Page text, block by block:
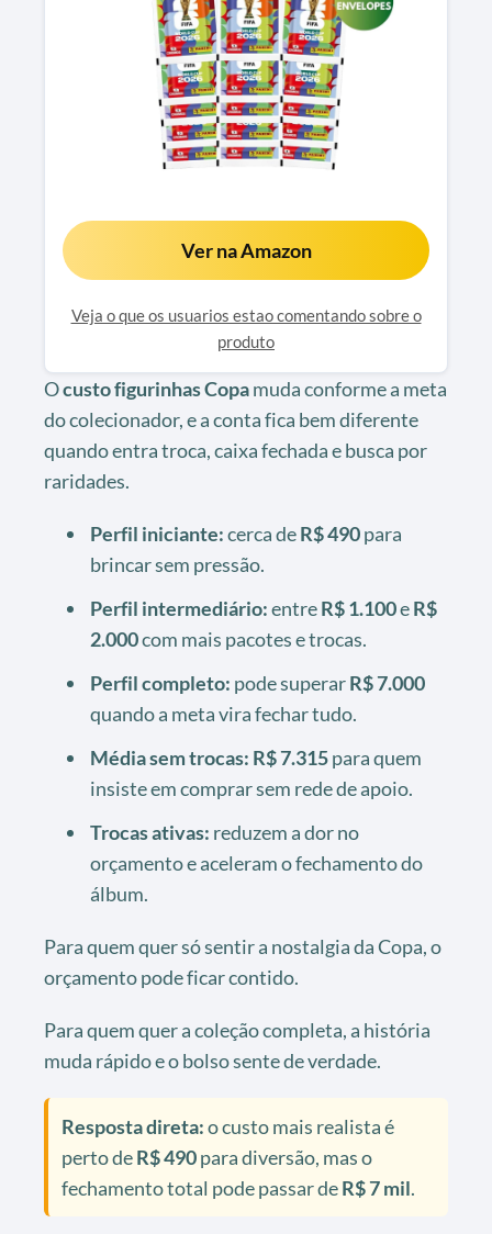
Ver na Amazon
Veja o que os usuarios estao comentando sobre o
produto
Ocusto figurinhas Copamuda conforme a meta
do colecionador, e a conta fica bem diferente
quando entra troca, caixa fechada e busca por
raridades.
Perfil iniciante:cerca deR$ 490para
brincar sem pressão.
Perfil intermediário:entreR$ 1.100eR$
2.000com mais pacotes e trocas.
Perfil completo: pode superarR$ 7.000
quando a meta vira fechar tudo.
Média sem trocas: R$ 7.315para quem
insiste em comprar sem rede de apoio.
Trocas ativas: reduzem a dor no
orçamento e aceleram o fechamento do
álbum.
Para quem quer só sentir a nostalgia da Copa, o
orçamento pode ficar contido.
Para quem quer a coleção completa, a história
muda rápido e o bolso sente de verdade.
Resposta direta:o custo mais realista é
perto deR$ 490para diversão, mas o
fechamento total pode passar deR$ 7 mil.